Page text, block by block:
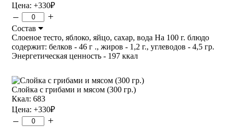
Цена: +330₽
– +
Состав
Слоеное тесто, яблоко, яйцо, сахар, вода На 100 г. блюдо
содержит: белков - 46 г ., жиров - 1,2 г., углеводов - 4,5 гр.
Энергетическая ценность - 197 ккал
Слойка с грибами и мясом (300 гр.)
Ккал: 683
Цена: +330₽
– +